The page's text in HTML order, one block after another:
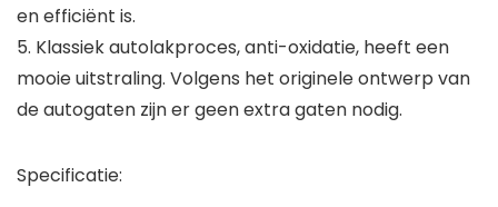
en efficiënt is.
5. Klassiek autolakproces, anti-oxidatie, heeft een
mooie uitstraling. Volgens het originele ontwerp van
de autogaten zijn er geen extra gaten nodig.
Specificatie: